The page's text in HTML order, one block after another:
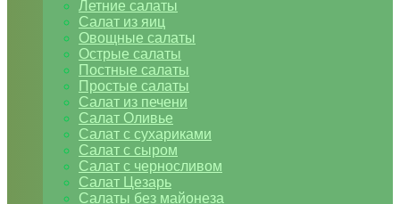
Летние салаты
Салат из яиц
Овощные салаты
Острые салаты
Постные салаты
Простые салаты
Салат из печени
Салат Оливье
Салат с сухариками
Салат с сыром
Салат с черносливом
Салат Цезарь
Салаты без майонеза